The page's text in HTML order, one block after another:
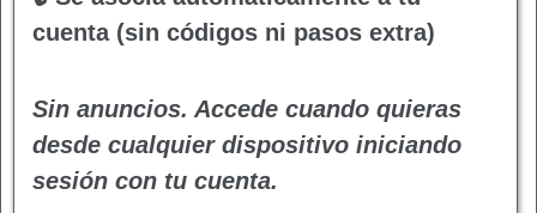
cuenta (sin códigos ni pasos extra)
Sin anuncios. Accede cuando quieras
desde cualquier dispositivo iniciando
sesión con tu cuenta.